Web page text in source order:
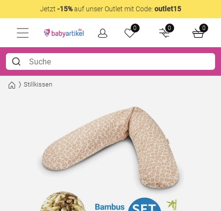
Jetzt -15%auf unser Outlet mit Code: outlet15
0 0 0
Stillkissen